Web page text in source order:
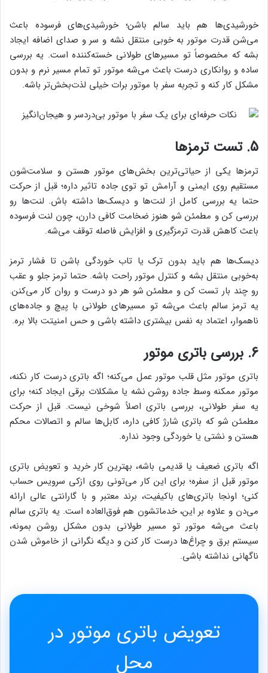
خورشیدی‌ها هم باید سالم باشن؛ خورشیدی‌های فرسوده باعث
می‌شن قدرت موتور به خوبی منتقل نشه و سر و صدای اضافه ایجاد
بشه که مخصوصاً تو مسیرهای طولانی خسته‌کننده است. یه بررسی
ساده و روانکاری درست باعث می‌شه موتور تو تمام مسیر نرم و بدون
مشکل کار کنه و تجربه سفر با موتور برات خیلی لذت‌بخش‌تر باشه.
5. تست ترمزها
ترمزها یکی از حیاتی‌ترین بخش‌های موتور هستن و سلامت‌شون
مستقیم روی ایمنی و آرامش تو توی جاده تاثیر داره؛ قبل از حرکت
حتما یه بررسی کامل از لنت‌ها و دیسک‌ها داشته باش. لنت‌ها رو
بررسی کن و مطمئن شو هنوز ضخامت کافی دارن، چون لنت فرسوده
باعث کاهش قدرت ترمزگیری و افزایش فاصله توقف می‌شه.
دیسک‌ها هم باید بدون ترک یا تاب خوردگی باشن تا فشار ترمز
به‌خوبی منتقل بشه و کنترل موتور راحت باشه. حتما ترمز جلو و عقب
رو چند بار تست کن و مطمئن شو هر دو درست و روان کار می‌کنن.
یه ترمز سالم باعث می‌شه تو مسیرهای طولانی با پیچ و جاده‌های
ناهموار، اعتماد به نفس بیشتری داشته باشی و حس امنیتت بالا بره.
6. بررسی باتری موتور
باتری موتور مثل قلب موتور عمل می‌کنه؛ اگه باتری درست کار نکنه،
موتور ممکنه وسط جاده روشن نشه یا مشکلات برقی ایجاد کنه؛ برای
یه سفر طولانی، بررسی باتری اصلاً شوخی نیست. قبل از حرکت
مطمئن شو که باتری شارژ کافی داره، کابل‌ها سالم و اتصالات محکم
هستن و نشتی یا خوردگی وجود نداره.
اگه باتری ضعیف یا قدیمی باشه، بهترین کار خرید و تعویض باتری
موتور قبل از سفره؛ برای این کار می‌تونی روی ازکی سرویس حساب
کنی؛ اونجا باتری‌های باکیفیت، برند معتبر و با گارانتی عالی ارائه
می‌دن و علاوه بر این، خدماتشون هم فوق‌العاده است. یه باتری سالم
باعث می‌شه موتور تو مسیر طولانی بدون مشکل روشن بمونه،
سیستم برق و چراغ‌ها درست کار کنن و دیگه نگرانی از خاموش شدن
ناگهانی نداشته باشی.
تعویض باتری موتور در
محل